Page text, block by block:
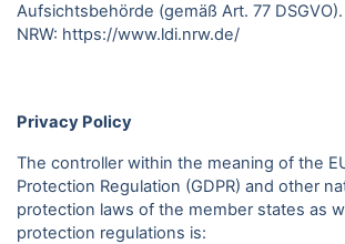
Aufsichtsbehörde (gemäß Art. 77 DSGVO).
NRW: https://www.ldi.nrw.de/
Privacy Policy
The controller within the meaning of the
Protection Regulation (GDPR) and other
protection laws of the member states as
protection regulations is: